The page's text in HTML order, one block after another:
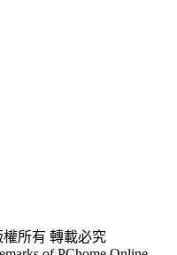
所有 轉載必究